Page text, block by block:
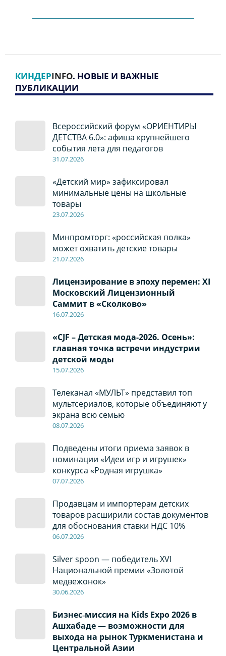
КИНДЕРINFO. НОВЫЕ И ВАЖНЫЕ
ПУБЛИКАЦИИ
Всероссийский форум «ОРИЕНТИРЫ
ДЕТСТВА 6.0»: афиша крупнейшего
события лета для педагогов
31.07.2026
«Детский мир» зафиксировал
минимальные цены на школьные
товары
23.07.2026
Минпромторг: «российская полка»
может охватить детские товары
21.07.2026
Лицензирование в эпоху перемен: XI
Московский Лицензионный
Саммит в «Сколково»
16.07.2026
«CJF – Детская мода-2026. Осень»:
главная точка встречи индустрии
детской моды
15.07.2026
Телеканал «МУЛЬТ» представил топ
мультсериалов, которые объединяют у
экрана всю семью
08.07.2026
Подведены итоги приема заявок в
номинации «Идеи игр и игрушек»
конкурса «Родная игрушка»
07.07.2026
Продавцам и импортерам детских
товаров расширили состав документов
для обоснования ставки НДС 10%
06.07.2026
Silver spoon — победитель XVI
Национальной премии «Золотой
медвежонок»
30.06.2026
Бизнес‑миссия на Kids Expo 2026 в
Ашхабаде — возможности для
выхода на рынок Туркменистана и
Центральной Азии